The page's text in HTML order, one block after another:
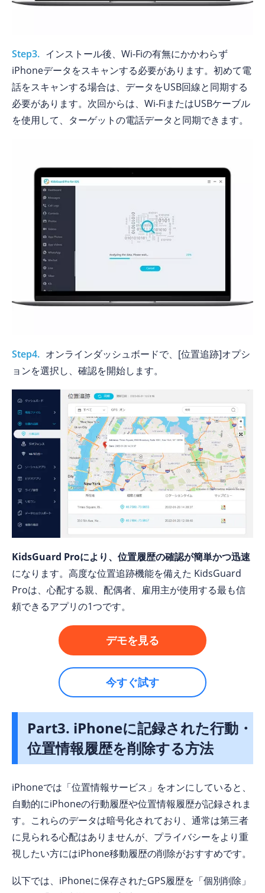
Step3. インストール後、Wi-Fiの有無にかかわらず
iPhoneデータをスキャンする必要があります。初めて電
話をスキャンする場合は、データをUSB回線と同期する
必要があります。次回からは、Wi-FiまたはUSBケーブル
を使用して、ターゲットの電話データと同期できます。
Step4. オンラインダッシュボードで、[位置追跡]オプシ
ョンを選択し、確認を開始します。
KidsGuard Proにより、位置履歴の確認が簡単かつ迅速
になります。高度な位置追跡機能を備えた KidsGuard
Proは、心配する親、配偶者、雇用主が使用する最も信
頼できるアプリの1つです。
デモを見る
今すぐ試す
Part3. iPhoneに記録された行動・
位置情報履歴を削除する方法
iPhoneでは「位置情報サービス」をオンにしていると、
自動的にiPhoneの行動履歴や位置情報履歴が記録されま
す。これらのデータは暗号化されており、通常は第三者
に見られる心配はありませんが、プライバシーをより重
視したい方にはiPhone移動履歴の削除がおすすめです。
以下では、iPhoneに保存されたGPS履歴を「個別削除」